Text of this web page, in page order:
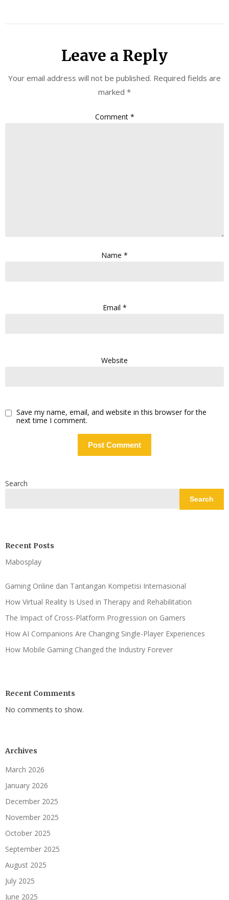
Leave a Reply
Your email address will not be published. Required fields are
marked *
Comment *
Name *
Email *
Website
Save my name, email, and website in this browser for the
next time I comment.
Search
Search
Recent Posts
Mabosplay
Gaming Online dan Tantangan Kompetisi Internasional
How Virtual Reality Is Used in Therapy and Rehabilitation
The Impact of Cross-Platform Progression on Gamers
How AI Companions Are Changing Single-Player Experiences
How Mobile Gaming Changed the Industry Forever
Recent Comments
No comments to show.
Archives
March 2026
January 2026
December 2025
November 2025
October 2025
September 2025
August 2025
July 2025
June 2025